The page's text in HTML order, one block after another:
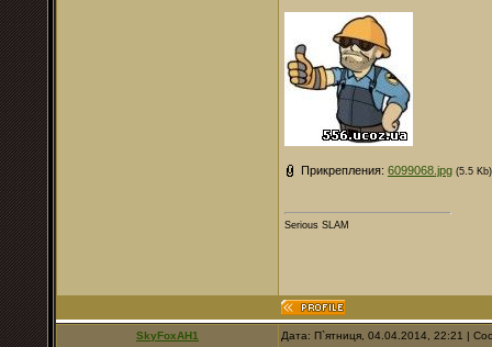
Прикрепления: 6099068.jpg (5.5 Kb)
Serious SLAM
SkyFoxAH1 Дата: П`ятниця, 04.04.2014, 22:21 |